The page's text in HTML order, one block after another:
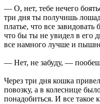
— О, нет, тебе нечего
три дня ты получишь
платье, что все
что бы ты не увидел в его
все намного лучше и
— Нет, не забуду, —
Через три дня кошка
повозку, а в колеснице
понадобиться. И все такое